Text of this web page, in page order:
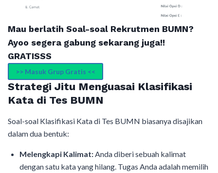
Mau berlatih Soal-soal Rekrutmen BUMN?
Ayoo segera gabung sekarang juga!!
GRATISSS
>> Masuk Grup Gratis <<
Strategi Jitu Menguasai Klasifikasi
Kata di Tes BUMN
Soal-soal Klasifikasi Kata di Tes BUMN biasanya disajikan
dalam dua bentuk:
Melengkapi Kalimat:Anda diberi sebuah kalimat
dengan satu kata yang hilang. Tugas Anda adalah memilih